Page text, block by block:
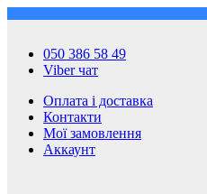
050 386 58 49
Viber чат
Оплата і доставка
Контакти
Мої замовлення
Аккаунт